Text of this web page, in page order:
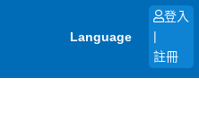
Language
登入
註冊